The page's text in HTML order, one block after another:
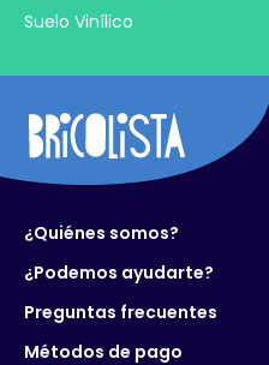
Suelo Vinílico
¿Quiénes somos?
¿Podemos ayudarte?
Preguntas frecuentes
Métodos de pago